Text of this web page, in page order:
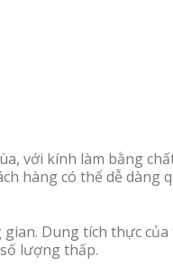
với kính làm bằng
hàng có thể dễ dàng
Dung tích thực
lượng thấp.